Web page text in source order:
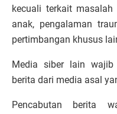
kecuali terkait masalah
anak, pengalaman
pertimbangan khusus
Media siber lain wajib
berita dari media asal
Pencabutan berita